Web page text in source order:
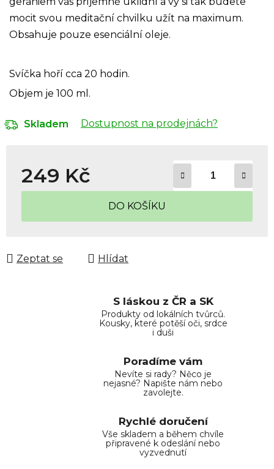
mocit svou meditační chvilku užít na maximum.
Obsahuje pouze esenciální oleje.
Svíčka hoří cca 20 hodin.
Objem je 100 ml.
Skladem Dostupnost na prodejnách?
249 Kč
Měrná cena:
DO KOŠÍKU
Zeptat se Hlídat
S láskou z ČR a SK
Produkty od lokálních tvůrců.
Kousky, které potěší oči, srdce
i duši
Poradíme vám
Nevíte si rady? Něco je
nejasné? Napište nám nebo
zavolejte.
Rychlé doručení
Vše skladem a během chvíle
připravené k odeslání nebo
vyzvednutí